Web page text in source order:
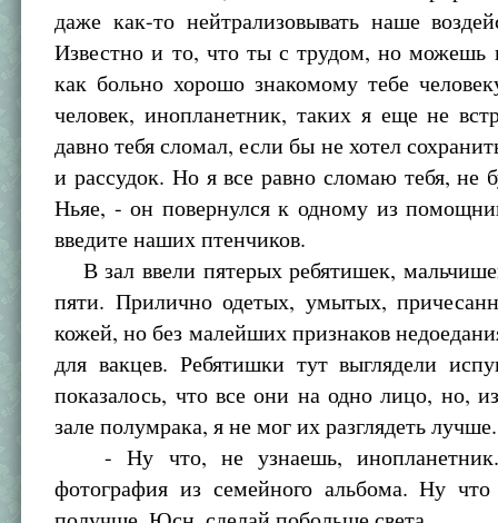
даже как-то нейтрализовывать наше
Известно и то, что ты с трудом, но можешь
как больно хорошо знакомому тебе
человек, инопланетник, таких я еще не
давно тебя сломал, если бы не хотел
и рассудок. Но я все равно сломаю тебя, не
Ньяе, - он повернулся к одному из
введите наших птенчиков.
В зал ввели пятерых ребятишек,
пяти. Прилично одетых, умытых,
кожей, но без малейших признаков
для вакцев. Ребятишки тут выглядели
показалось, что все они на одно лицо, но,
зале полумрака, я не мог их разглядеть лучше.
- Ну что, не узнаешь, инопланетник.
фотография из семейного альбома. Ну